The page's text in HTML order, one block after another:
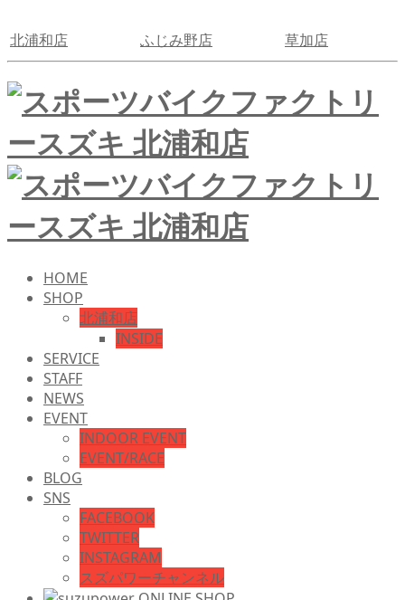
北浦和店 ふじみ野店 草加店
HOME
SHOP
北浦和店
INSIDE
SERVICE
STAFF
NEWS
EVENT
INDOOR EVENT
EVENT/RACE
BLOG
SNS
FACEBOOK
TWITTER
INSTAGRAM
スズパワーチャンネル